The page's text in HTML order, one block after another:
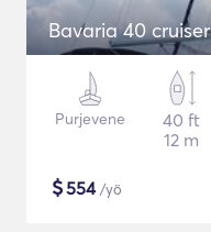
Bavaria 40 cruiser
Purjevene
40 ft
12 m
$554/yö